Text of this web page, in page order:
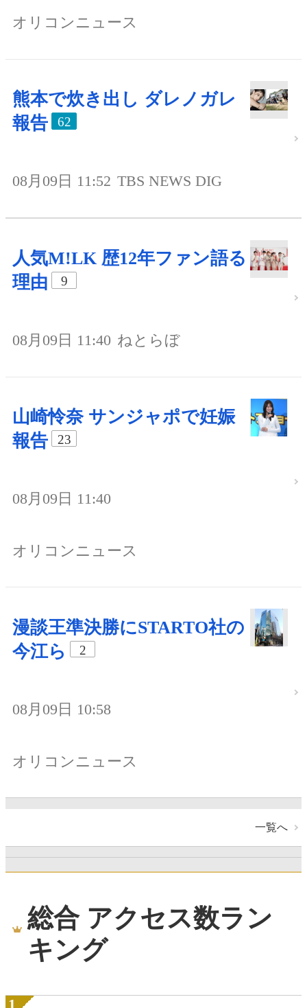
オリコンニュース
熊本で炊き出し ダレノガレ
報告
62
08月09日 11:52 TBS NEWS DIG
人気M!LK 歴12年ファン語る
理由
9
08月09日 11:40 ねとらぼ
山崎怜奈 サンジャポで妊娠
報告
23
08月09日 11:40
オリコンニュース
漫談王準決勝にSTARTO社の
今江ら
2
08月09日 10:58
オリコンニュース
一覧へ
総合 アクセス数ラン
キング